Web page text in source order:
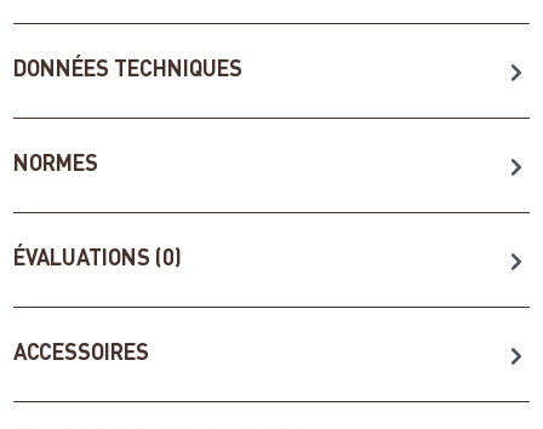
DONNÉES TECHNIQUES
NORMES
ÉVALUATIONS (0)
ACCESSOIRES